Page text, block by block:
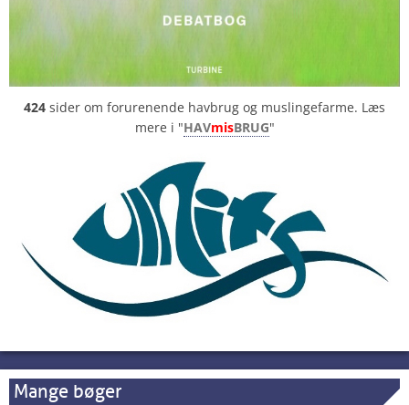
424 sider om forurenende havbrug og muslingefarme. Læs
mere i "HAVmisBRUG"
Mange bøger